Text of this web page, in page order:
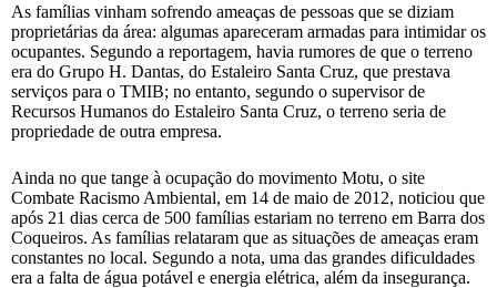
As famílias vinham sofrendo ameaças de pessoas que se diziam
proprietárias da área: algumas apareceram armadas para intimidar os
ocupantes. Segundo a reportagem, havia rumores de que o terreno
era do Grupo H. Dantas, do Estaleiro Santa Cruz, que prestava
serviços para o TMIB; no entanto, segundo o supervisor de
Recursos Humanos do Estaleiro Santa Cruz, o terreno seria de
propriedade de outra empresa.
Ainda no que tange à ocupação do movimento Motu, o site
Combate Racismo Ambiental, em 14 de maio de 2012, noticiou que
após 21 dias cerca de 500 famílias estariam no terreno em Barra dos
Coqueiros. As famílias relataram que as situações de ameaças eram
constantes no local. Segundo a nota, uma das grandes dificuldades
era a falta de água potável e energia elétrica, além da insegurança.